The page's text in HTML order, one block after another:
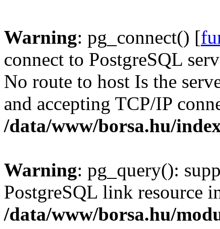
Warning: pg_connect() [
connect to PostgreSQL
No route to host Is the
and accepting TCP/IP
/data/www/borsa.hu/
Warning: pg_query():
PostgreSQL link resource
/data/www/borsa.hu/